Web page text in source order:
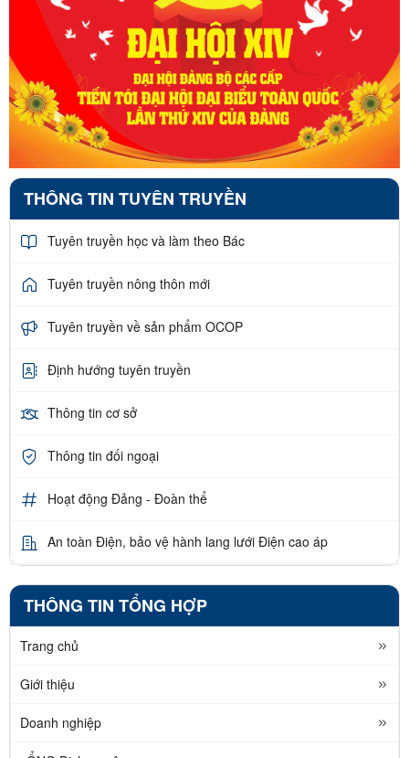
THÔNG TIN TUYÊN TRUYỀN
Tuyên truyền học và làm theo Bác
Tuyên truyền nông thôn mới
Tuyên truyền về sản phẩm OCOP
Định hướng tuyên truyền
Thông tin cơ sở
Thông tin đối ngoại
Hoạt động Đảng - Đoàn thể
An toàn Điện, bảo vệ hành lang lưới Điện cao áp
THÔNG TIN TỔNG HỢP
Trang chủ
Giới thiệu
Doanh nghiệp